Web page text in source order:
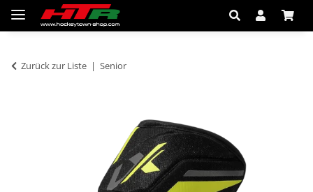
Zurück zur Liste Senior